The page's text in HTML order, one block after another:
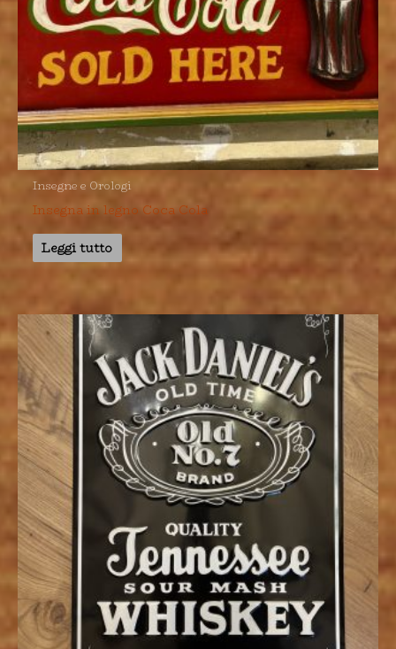
Insegne e Orologi
Insegna in legno Coca Cola
Leggi tutto